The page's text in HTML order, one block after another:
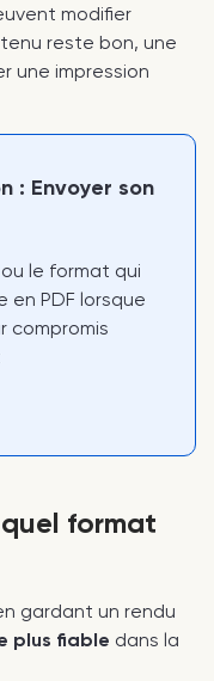
modifier
reste bon, une
une impression
: Envoyer son
le format qui
en PDF lorsque
compromis
quel format
gardant un rendu
plus fiable dans la